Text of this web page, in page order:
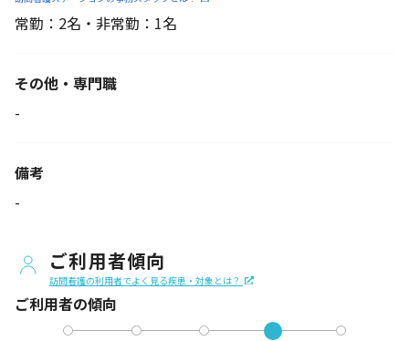
常勤：2名・非常勤：1名
その他・専門職
-
備考
-
ご利用者傾向
訪問看護の利用者でよく見る疾患・対象とは？
ご利用者の傾向